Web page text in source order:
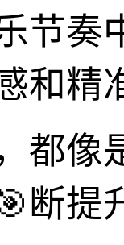
节奏
和精
都像
断提